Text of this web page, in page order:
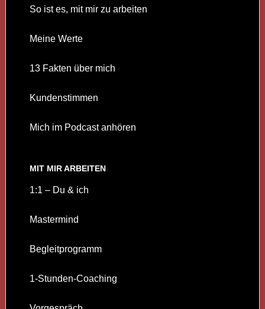
So ist es, mit mir zu arbeiten
Meine Werte
13 Fakten über mich
Kundenstimmen
Mich im Podcast anhören
MIT MIR ARBEITEN
1:1 – Du & ich
Mastermind
Begleitprogramm
1-Stunden-Coaching